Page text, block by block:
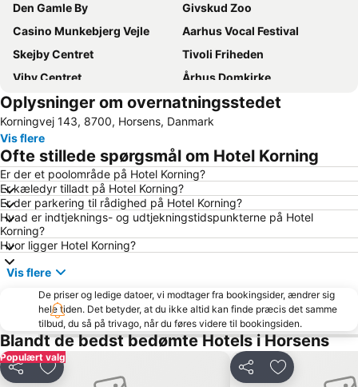
Den Gamle By
Givskud Zoo
Casino Munkebjerg Vejle
Aarhus Vocal Festival
Skejby Centret
Tivoli Friheden
Viby Centret
Århus Domkirke
Moesgård
Hvidbjerg Strand
Horsens Harbour
Århus Bymuseum
Northside Festival
City Vest
Himmelbjerget
Fredericia Boat Show
Storcenter Nord
Saksild
Hvidbjerg Strand
Aarhus Festival
Vejlby Fed
Umbrako DK Festival
Grønninghoved Nord
Løverodde
Hejnsvig Kirke
Strandparken Skaerbaek
The country out of the closet
home
Textiles & Fabrics Expo
Sauntering Danish graphic art through 200 years
Oplysninger om overnatningsstedet
Korningvej 143, 8700, Horsens, Danmark
Vis flere
Ofte stillede spørgsmål om Hotel Korning
Er der et poolområde på Hotel Korning?
Er kæledyr tilladt på Hotel Korning?
Er der parkering til rådighed på Hotel Korning?
Hvad er indtjeknings- og udtjekningstidspunkterne på Hotel
Korning?
Hvor ligger Hotel Korning?
Vis flere
De priser og ledige datoer, vi modtager fra bookingsider, ændrer sig
hele tiden. Det betyder, at du ikke altid kan finde præcis det samme
tilbud, du så på trivago, når du føres videre til bookingsiden.
Blandt de bedst bedømte Hotels i Horsens
Populært valg
Del Føj til favoritter Del Føj til